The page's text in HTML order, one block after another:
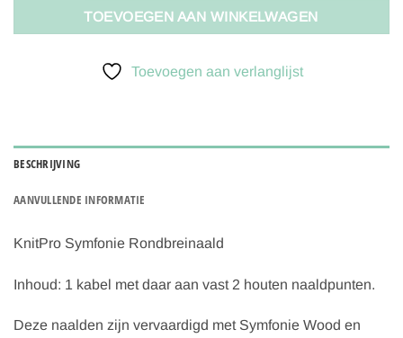
TOEVOEGEN AAN WINKELWAGEN
Toevoegen aan verlanglijst
BESCHRIJVING
AANVULLENDE INFORMATIE
KnitPro Symfonie Rondbreinaald
Inhoud: 1 kabel met daar aan vast 2 houten naaldpunten.
Deze naalden zijn vervaardigd met Symfonie Wood en